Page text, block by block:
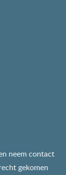
neem contact
gekomen